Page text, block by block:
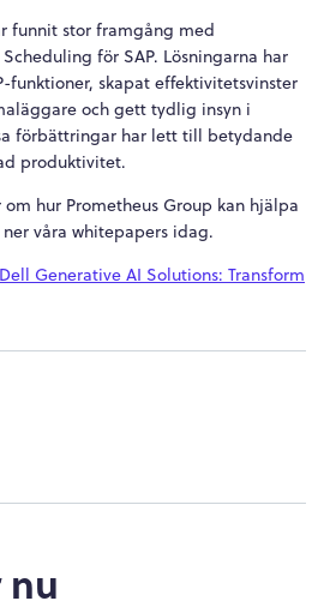
funnit stor framgång med
för SAP. Lösningarna har
funktioner, skapat effektivitetsvinster
och gett tydlig insyn i
förbättringar har lett till betydande
produktivitet.
hur Prometheus Group kan hjälpa
våra whitepapers idag.
Dell Generative AI Solutions: Transform
nu